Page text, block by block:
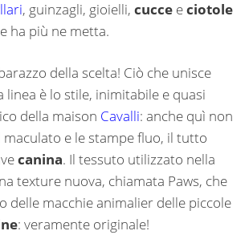
, guinzagli, gioielli, cucce eciotole
ha più ne metta.
della scelta! Ciò che unisce
linea è lo stile, inimitabile e quasi
della maison Cavalli: anche quì non
e le stampe fluo, il tutto
canina. Il tessuto utilizzato nella
texture nuova, chiamata Paws, che
delle macchie animalier delle piccole
: veramente originale!